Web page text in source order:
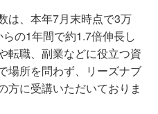
は、本年7月末時点で3万
の1年間で約1.7倍伸長し
転職、副業などに役立つ資
場所を問わず、リーズナブ
方に受講いただいておりま